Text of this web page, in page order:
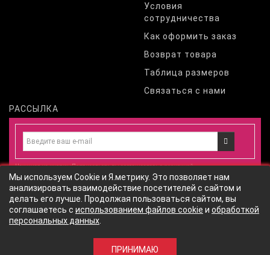
Условия
сотрудничества
Как оформить заказ
Возврат товара
Таблица размеров
Связаться с нами
РАССЫЛКА
Нажимая на кнопку «Подписаться», вы соглашаетесь сполитикой
конфиденциальности и даетесогласие на обработку персональных
данныхсогласно политики обработки персональных данныхсайта
Мы используем Cookie и Я.метрику. Это позволяет нам
анализировать взаимодействие посетителей с сайтом и
делать его лучше. Продолжая пользоваться сайтом, вы
соглашаетесь с использованием файлов cookie и обработкой
персональных данных
ПРИНИМАЮ